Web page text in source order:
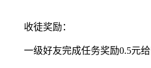
收徒奖励：
一级好友完成任务奖励0.5元